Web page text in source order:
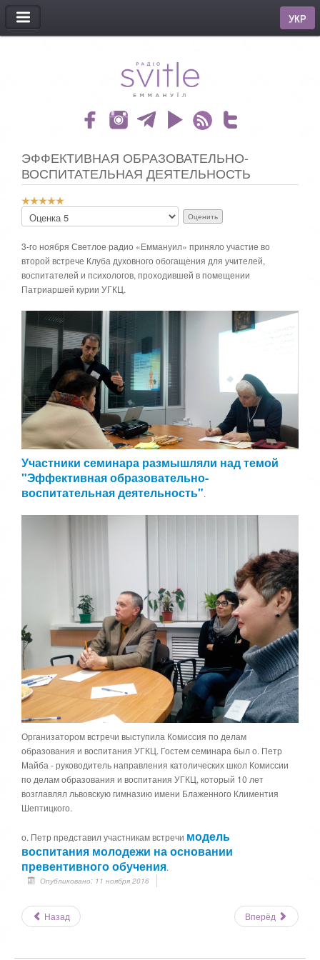
МЕНЮ
УКР
ЭФФЕКТИВНАЯ ОБРАЗОВАТЕЛЬНО-
ВОСПИТАТЕЛЬНАЯ ДЕЯТЕЛЬНОСТЬ
Р
й
т
г
5
5
о
а
л
у
й
а
о
ц
е
н
и
т
е
3-го ноября Светлое радио «Еммануил» приняло участие во
второй встрече Клуба духовного обогащения для учителей,
воспитателей и психологов, проходившей в помещении
Патриаршей курии УГКЦ.
Участники семинара размышляли над темой
"Эффективная образовательно-
воспитательная деятельность".
Организатором встречи выступила Комиссия по делам
образования и воспитания УГКЦ. Гостем семинара был о. Петр
Майба - руководитель направления католических школ Комиссии
по делам образования и воспитания УГКЦ, который 10 лет
возглавлял львовскую гимназию имени Блаженного Климентия
Шептицкого.
о. Петр представил участникам встречи модель
воспитания молодежи на основании
превентивного обучения.
Опубликовано: 11 ноября 2016
Назад Вперёд